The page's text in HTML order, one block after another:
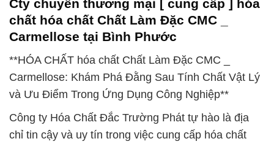
Cty chuyên thương mại [ cung cấp ] hóa
chất hóa chất Chất Làm Đặc CMC _
Carmellose tại Bình Phước
**HÓA CHẤT hóa chất Chất Làm Đặc CMC _
Carmellose: Khám Phá Đằng Sau Tính Chất Vật Lý
và Ưu Điểm Trong Ứng Dụng Công Nghiệp**
Công ty Hóa Chất Đắc Trường Phát tự hào là địa
chỉ tin cậy và uy tín trong việc cung cấp hóa chất